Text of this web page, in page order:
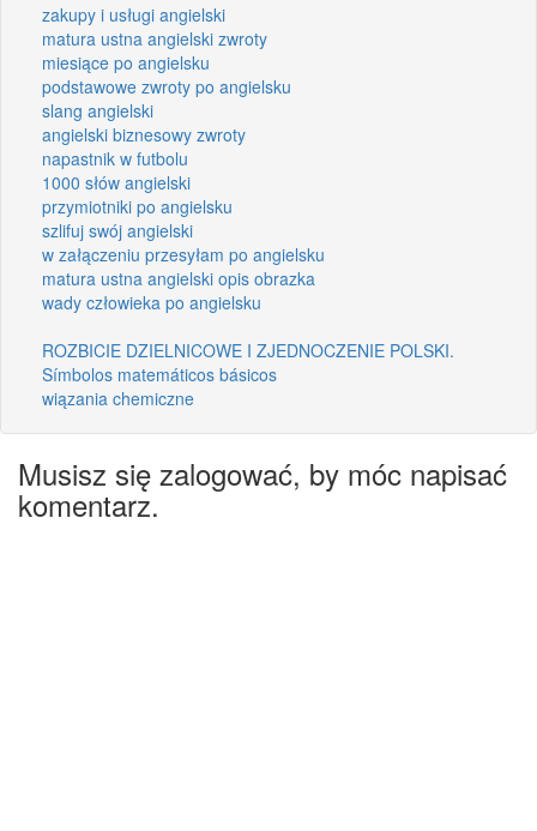
zakupy i usługi angielski
matura ustna angielski zwroty
miesiące po angielsku
podstawowe zwroty po angielsku
slang angielski
angielski biznesowy zwroty
napastnik w futbolu
1000 słów angielski
przymiotniki po angielsku
szlifuj swój angielski
w załączeniu przesyłam po angielsku
matura ustna angielski opis obrazka
wady człowieka po angielsku
ROZBICIE DZIELNICOWE I ZJEDNOCZENIE POLSKI.
Símbolos matemáticos básicos
wiązania chemiczne
Musisz się zalogować, by móc napisać
komentarz.